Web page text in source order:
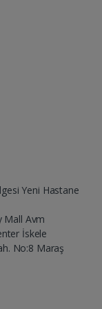
Yeni Hastane
Mall Avm
İskele
No:8 Maraş